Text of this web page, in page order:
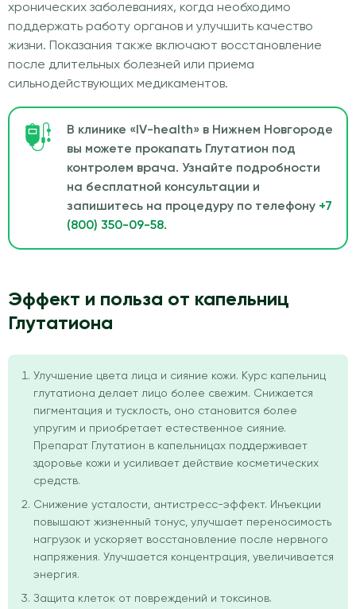
хронических заболеваниях, когда необходимо
поддержать работу органов и улучшить качество
жизни. Показания также включают восстановление
после длительных болезней или приема
сильнодействующих медикаментов.
В клинике «IV-health» в Нижнем Новгороде
вы можете прокапать Глутатион под
контролем врача. Узнайте подробности
на бесплатной консультации и
запишитесь на процедуру по телефону +7
(800) 350-09-58.
Эффект и польза от капельниц
Глутатиона
Улучшение цвета лица и сияние кожи. Курс капельниц
глутатиона делает лицо более свежим. Снижается
пигментация и тусклость, оно становится более
упругим и приобретает естественное сияние.
Препарат Глутатион в капельницах поддерживает
здоровье кожи и усиливает действие косметических
средств.
Снижение усталости, антистресс-эффект. Инъекции
повышают жизненный тонус, улучшает переносимость
нагрузок и ускоряет восстановление после нервного
напряжения. Улучшается концентрация, увеличивается
энергия.
Защита клеток от повреждений и токсинов.